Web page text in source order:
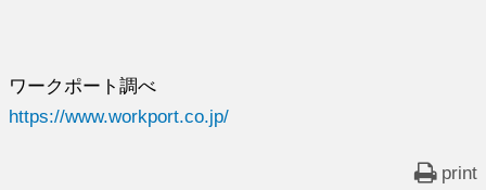
ワークポート調べ
https://www.workport.co.jp/
print